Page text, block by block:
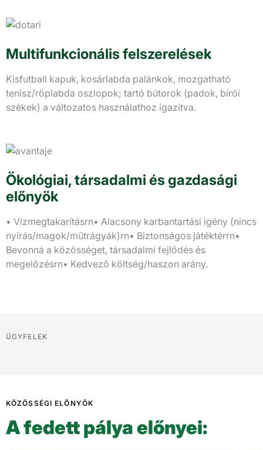
Multifunkcionális felszerelések
Kisfutball kapuk, kosárlabda palánkok, mozgatható
tenisz/röplabda oszlopok; tartó bútorok (padok, bírói
székek) a változatos használathoz igazítva.
Ökológiai, társadalmi és gazdasági
előnyök
• Vízmegtakarításrn• Alacsony karbantartási igény (nincs
nyírás/magok/műtrágyák)rn• Biztonságos játéktérrn•
Bevonná a közösséget, társadalmi fejlődés és
megelőzésrn• Kedvező költség/haszon arány.
ÜGYFELEK
KÖZÖSSÉGI ELŐNYÖK
A fedett pálya előnyei: